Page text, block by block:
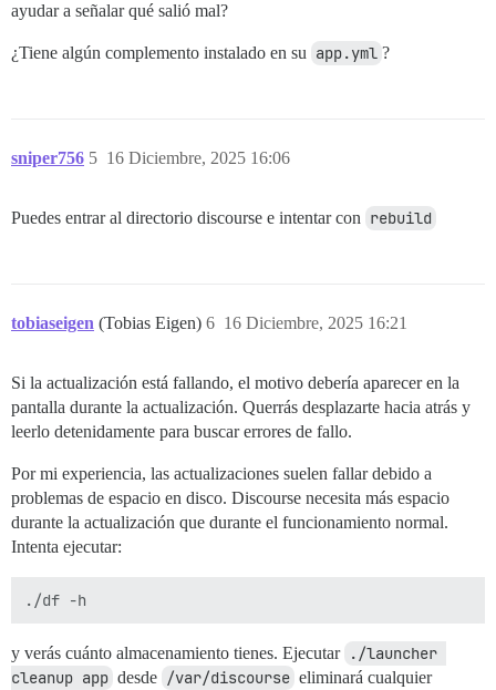
ayudar a señalar qué salió mal?
¿Tiene algún complemento instalado en su app.yml ?
sniper756 16 Diciembre, 2025 16:06
5
Puedes entrar al directorio discourse e intentar con rebuild
tobiaseigen (Tobias Eigen) 16 Diciembre, 2025 16:21
6
Si la actualización está fallando, el motivo debería aparecer en la
pantalla durante la actualización. Querrás desplazarte hacia atrás y
leerlo detenidamente para buscar errores de fallo.
Por mi experiencia, las actualizaciones suelen fallar debido a
problemas de espacio en disco. Discourse necesita más espacio
durante la actualización que durante el funcionamiento normal.
Intenta ejecutar:
y verás cuánto almacenamiento tienes. Ejecutar ./launcher
cleanup app desde /var/discourse eliminará cualquier